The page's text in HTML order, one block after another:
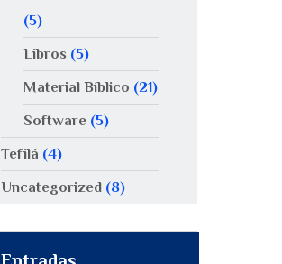
(5)
Libros (5)
Material Bíblico (21)
Software(5)
Tefilá (4)
Uncategorized (8)